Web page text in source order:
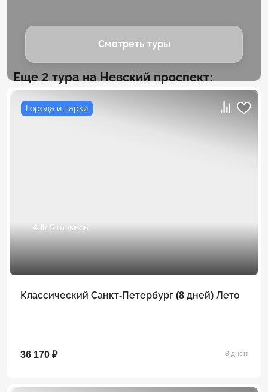
Смотреть туры
Еще 2 тура на Невский проспект:
Города и парки
4.8/ 5 отзывов
Классический Санкт-Петербург (8 дней) Лето
36 170 ₽ 8 дней